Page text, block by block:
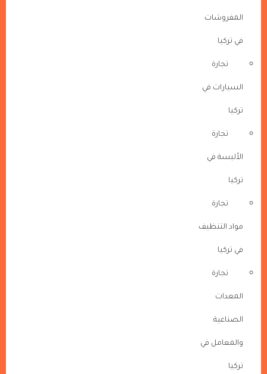
المفروشات
في تركيا
تجارة
السيارات في
تركيا
تجارة
الألبسة في
تركيا
تجارة
مواد التنظيف
في تركيا
تجارة
المعدات
الصناعية
والمعامل في
تركيا